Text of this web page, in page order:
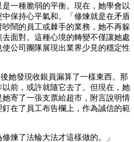
一種脆弱的平衡。現在，她學會以
保持心平氣和。「修煉就是在矛盾
鬧的員工或棘手的業務，她不再躲
面對。這種心境的轉變不僅讓她處
公司團隊展現出業界少見的穩定性
她發現收銀員漏算了一樣東西。那
前，或許就隨它去了。但現在，她
寄了一張支票給超市，附言說明情
在了員工布告欄上，作為誠信的範
煉了法輪大法才這樣做的。」